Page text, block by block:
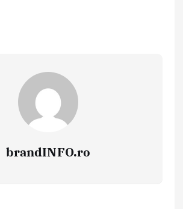
brandINFO.ro